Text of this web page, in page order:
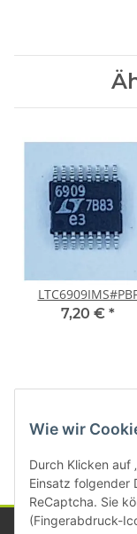
Wie wir
Durch Klicken auf
Einsatz folgender
ReCaptcha. Sie
(Fingerabdruck-
7,20 € *
Kategorien